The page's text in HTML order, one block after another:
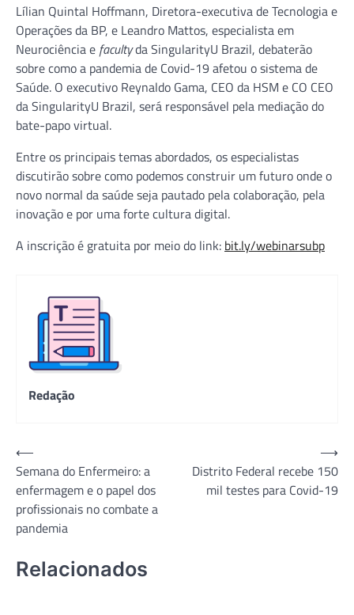
Lílian Quintal Hoffmann, Diretora-executiva de Tecnologia e
Operações da BP, e Leandro Mattos, especialista em
Neurociência e facultyda SingularityU Brazil, debaterão
sobre como a pandemia de Covid-19 afetou o sistema de
Saúde. O executivo Reynaldo Gama, CEO da HSM e CO CEO
da SingularityU Brazil, será responsável pela mediação do
bate-papo virtual.
Entre os principais temas abordados, os especialistas
discutirão sobre como podemos construir um futuro onde o
novo normal da saúde seja pautado pela colaboração, pela
inovação e por uma forte cultura digital.
A inscrição é gratuita por meio do link: bit.ly/webinarsubp
Redação
Navegação
de
Post
⟵
Semana do Enfermeiro: a
enfermagem e o papel dos
profissionais no combate a
pandemia
Distrito Federal recebe 150
mil testes para Covid-19
⟶
Relacionados